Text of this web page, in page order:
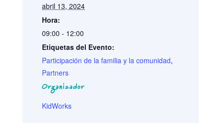
abril 13, 2024
Hora:
09:00 - 12:00
Etiquetas del Evento:
Participación de la familia y la comunidad,
Partners
Organizador
KidWorks